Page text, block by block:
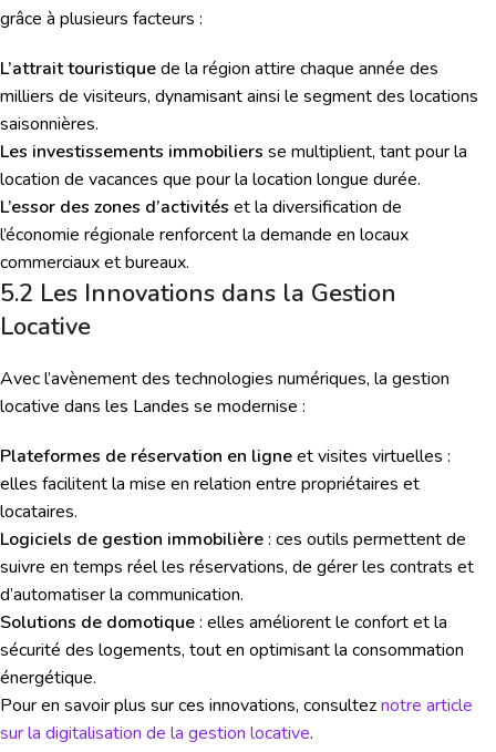
grâce à plusieurs facteurs :
L’attrait touristiquede la région attire chaque année des
milliers de visiteurs, dynamisant ainsi le segment des locations
saisonnières.
Les investissements immobiliers se multiplient, tant pour la
location de vacances que pour la location longue durée.
L’essor des zones d’activités et la diversification de
l’économie régionale renforcent la demande en locaux
commerciaux et bureaux.
5.2 Les Innovations dans la Gestion
Locative
Avec l’avènement des technologies numériques, la gestion
locative dans les Landes se modernise :
Plateformes de réservation en ligneet visites virtuelles :
elles facilitent la mise en relation entre propriétaires et
locataires.
Logiciels de gestion immobilière: ces outils permettent de
suivre en temps réel les réservations, de gérer les contrats et
d’automatiser la communication.
Solutions de domotique: elles améliorent le confort et la
sécurité des logements, tout en optimisant la consommation
énergétique.
Pour en savoir plus sur ces innovations, consulteznotre article
sur la digitalisation de la gestion locative.